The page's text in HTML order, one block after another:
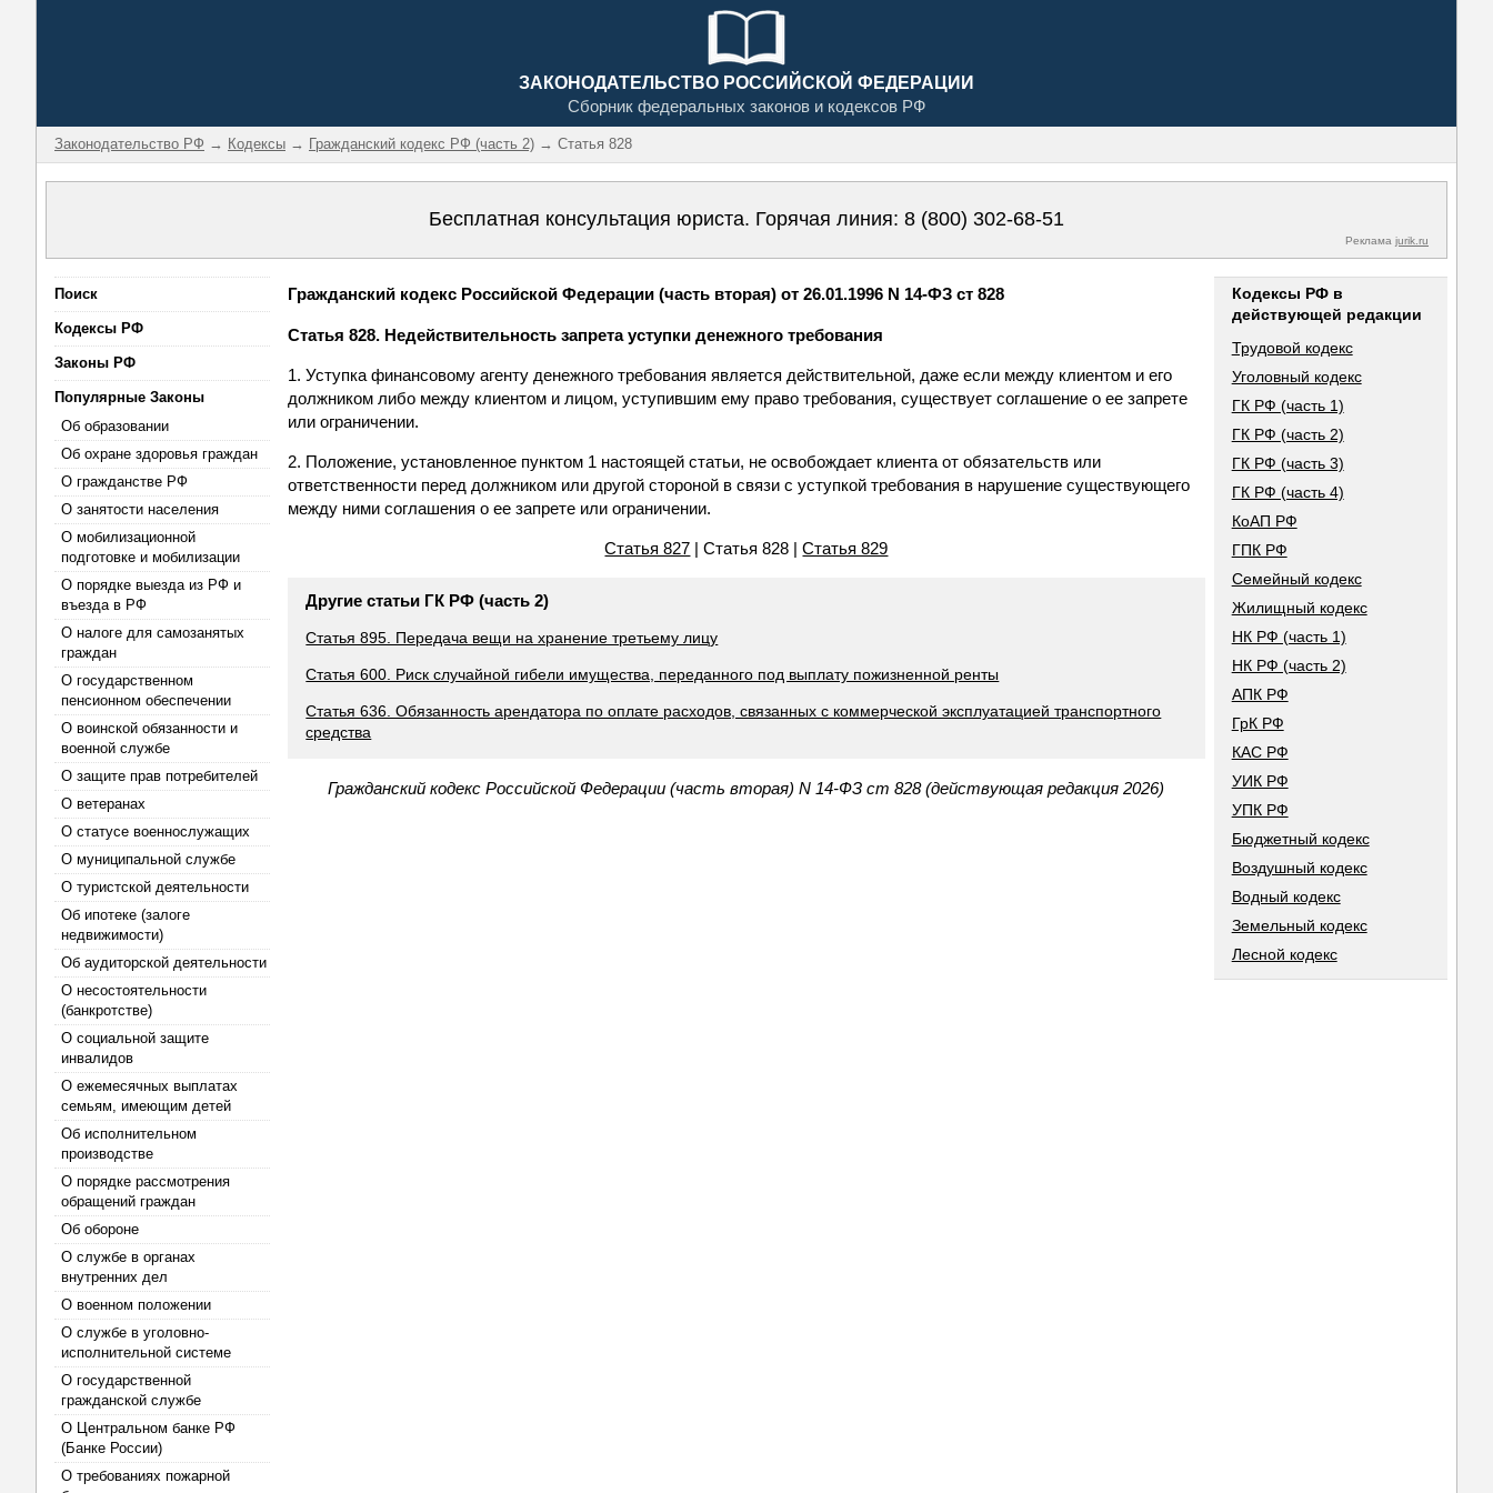
ЗАКОНОДАТЕЛЬСТВО РОССИЙСКОЙ ФЕДЕРАЦИИ
Сборник федеральных законов и кодексов РФ
Законодательство РФ → Кодексы → Гражданский кодекс РФ (часть 2) → Статья 828
Бесплатная консультация юриста. Горячая линия: 8 (800) 302-68-51
Реклама jurik.ru
Поиск
Кодексы РФ
Законы РФ
Популярные Законы
Об образовании
Об охране здоровья граждан
О гражданстве РФ
О занятости населения
О мобилизационной
подготовке и мобилизации
О порядке выезда из РФ и
въезда в РФ
О налоге для самозанятых
граждан
О государственном
пенсионном обеспечении
О воинской обязанности и
военной службе
О защите прав потребителей
О ветеранах
О статусе военнослужащих
О муниципальной службе
О туристской деятельности
Об ипотеке (залоге
недвижимости)
Об аудиторской деятельности
О несостоятельности
(банкротстве)
О социальной защите
инвалидов
О ежемесячных выплатах
семьям, имеющим детей
Об исполнительном
производстве
О порядке рассмотрения
обращений граждан
Об обороне
О службе в органах
внутренних дел
О военном положении
О службе в уголовно-
исполнительной системе
О государственной
гражданской службе
О Центральном банке РФ
(Банке России)
О требованиях пожарной
Гражданский кодекс Российской Федерации (часть вторая) от 26.01.1996 N 14-ФЗ ст 828
Статья 828. Недействительность запрета уступки денежного требования
1. Уступка финансовому агенту денежного требования является действительной, даже если между клиентом и его
должником либо между клиентом и лицом, уступившим ему право требования, существует соглашение о ее запрете
или ограничении.
2. Положение, установленное пунктом 1 настоящей статьи, не освобождает клиента от обязательств или
ответственности перед должником или другой стороной в связи с уступкой требования в нарушение существующего
между ними соглашения о ее запрете или ограничении.
Статья 827 | Статья 828 |Статья 829
Другие статьи ГК РФ (часть 2)
Статья 895. Передача вещи на хранение третьему лицу
Статья 600. Риск случайной гибели имущества, переданного под выплату пожизненной ренты
Статья 636. Обязанность арендатора по оплате расходов, связанных с коммерческой эксплуатацией транспортного
средства
Гражданский кодекс Российской Федерации (часть вторая) N 14-ФЗ ст 828 (действующая редакция 2026)
Кодексы РФ в
действующей редакции
Трудовой кодекс
Уголовный кодекс
ГК РФ (часть 1)
ГК РФ (часть 2)
ГК РФ (часть 3)
ГК РФ (часть 4)
КоАП РФ
ГПК РФ
Семейный кодекс
Жилищный кодекс
НК РФ (часть 1)
НК РФ (часть 2)
АПК РФ
ГрК РФ
КАС РФ
УИК РФ
УПК РФ
Бюджетный кодекс
Воздушный кодекс
Водный кодекс
Земельный кодекс
Лесной кодекс